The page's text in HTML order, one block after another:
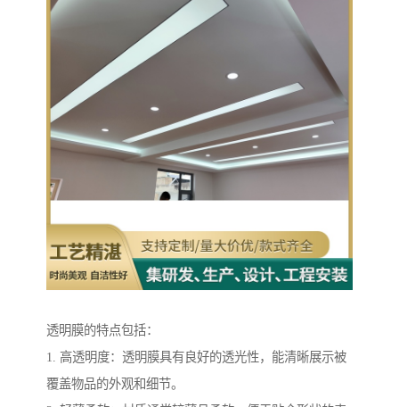
透明膜的特点包括：
1. 高透明度：透明膜具有良好的透光性，能清晰展示被
覆盖物品的外观和细节。